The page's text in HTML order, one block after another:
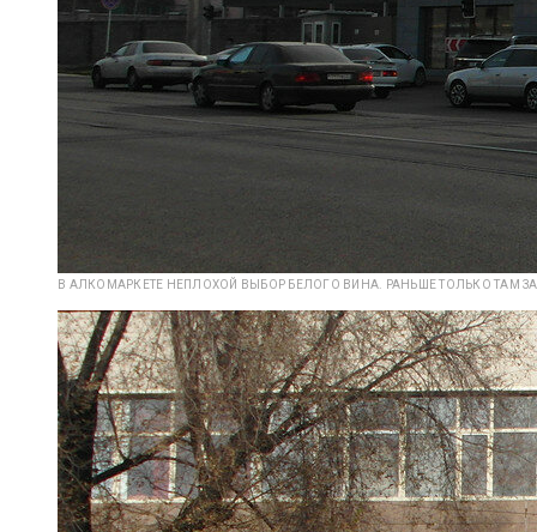
В АЛКОМАРКЕТЕ НЕПЛОХОЙ ВЫБОР БЕЛОГО ВИНА. РАНЬШЕ ТОЛЬКО ТАМ